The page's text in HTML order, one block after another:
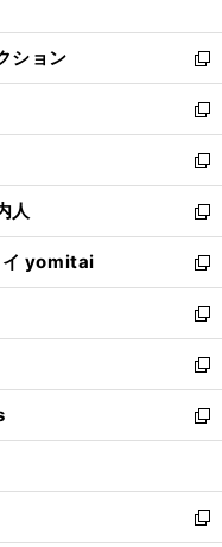
開
く
ウ
で
開
く
ン
ド
ウ
で
開
く
ウ
ィ
ン
ド
ウ
で
開
く
ション
新
し
い
ウ
ィ
ン
ド
ウ
で
開
く
新
し
い
ウ
ィ
ン
ド
ウ
で
開
く
新
し
い
ウ
ィ
ン
ド
ウ
で
開
く
人
新
し
い
ウ
ィ
ン
ド
ウ
で
開
イ yomitai
新
し
い
ウ
ィ
ン
ド
ウ
開
く
新
し
い
ウ
ィ
ン
ウ
で
開
新
し
い
ウ
ン
ド
新
し
ウ
ィ
新